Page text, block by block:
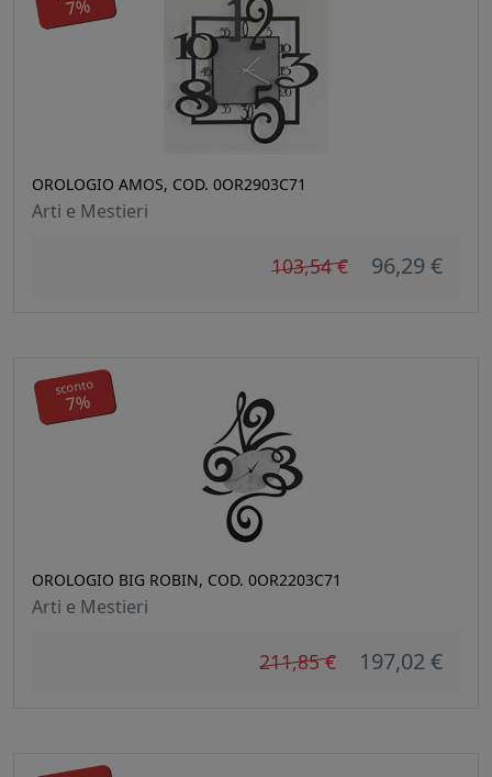
OROLOGIO AMOS, COD. 0OR2903C71
Arti e Mestieri
103,54 € 96,29 €
7%
OROLOGIO BIG ROBIN, COD. 0OR2203C71
Arti e Mestieri
211,85 € 197,02 €
sconto
7%